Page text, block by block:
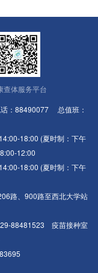
查体服务平台
：88490077 总值班：
18:00 (夏时制：下午
12:00
18:00 (夏时制：下午
路、900路至西北大学站
88481523 疫苗接种室